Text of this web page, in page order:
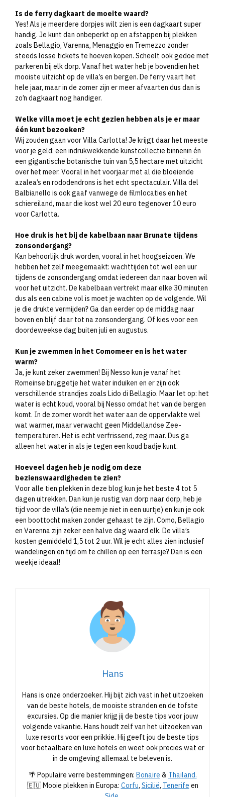
Is de ferry dagkaart de moeite waard?
Yes! Als je meerdere dorpjes wilt zien is een dagkaart super
handig. Je kunt dan onbeperkt op en afstappen bij plekken
zoals Bellagio, Varenna, Menaggio en Tremezzo zonder
steeds losse tickets te hoeven kopen. Scheelt ook gedoe met
parkeren bij elk dorp. Vanaf het water heb je bovendien het
mooiste uitzicht op de villa’s en bergen. De ferry vaart het
hele jaar, maar in de zomer zijn er meer afvaarten dus dan is
zo’n dagkaart nog handiger.
Welke villa moet je echt gezien hebben als je er maar
één kunt bezoeken?
Wij zouden gaan voor Villa Carlotta! Je krijgt daar het meeste
voor je geld: een indrukwekkende kunstcollectie binnenin én
een gigantische botanische tuin van 5,5 hectare met uitzicht
over het meer. Vooral in het voorjaar met al die bloeiende
azalea’s en rododendrons is het echt spectaculair. Villa del
Balbianello is ook gaaf vanwege de filmlocaties en het
schiereiland, maar die kost wel 20 euro tegenover 10 euro
voor Carlotta.
Hoe druk is het bij de kabelbaan naar Brunate tijdens
zonsondergang?
Kan behoorlijk druk worden, vooral in het hoogseizoen. We
hebben het zelf meegemaakt: wachttijden tot wel een uur
tijdens de zonsondergang omdat iedereen dan naar boven wil
voor het uitzicht. De kabelbaan vertrekt maar elke 30 minuten
dus als een cabine vol is moet je wachten op de volgende. Wil
je die drukte vermijden? Ga dan eerder op de middag naar
boven en blijf daar tot na zonsondergang. Of kies voor een
doordeweekse dag buiten juli en augustus.
Kun je zwemmen in het Comomeer en is het water
warm?
Ja, je kunt zeker zwemmen! Bij Nesso kun je vanaf het
Romeinse bruggetje het water induiken en er zijn ook
verschillende strandjes zoals Lido di Bellagio. Maar let op: het
water is echt koud, vooral bij Nesso omdat het van de bergen
komt. In de zomer wordt het water aan de oppervlakte wel
wat warmer, maar verwacht geen Middellandse Zee-
temperaturen. Het is echt verfrissend, zeg maar. Dus ga
alleen het water in als je tegen een koud badje kunt.
Hoeveel dagen heb je nodig om deze
bezienswaardigheden te zien?
Voor alle tien plekken in deze blog kun je het beste 4 tot 5
dagen uitrekken. Dan kun je rustig van dorp naar dorp, heb je
tijd voor de villa’s (die neem je niet in een uurtje) en kun je ook
een boottocht maken zonder gehaast te zijn. Como, Bellagio
en Varenna zijn zeker een halve dag waard elk. De villa’s
kosten gemiddeld 1,5 tot 2 uur. Wil je echt alles zien inclusief
wandelingen en tijd om te chillen op een terrasje? Dan is een
weekje ideaal!
Hans
Hans is onze onderzoeker. Hij bijt zich vast in het uitzoeken
van de beste hotels, de mooiste stranden en de tofste
excursies. Op die manier krijg jij de beste tips voor jouw
volgende vakantie. Hans houdt zelf van het uitzoeken van
luxe resorts voor een prikkie. Hij geeft jou de beste tips
voor betaalbare en luxe hotels en weet ook precies wat er
in de omgeving allemaal te beleven is.
🌴 Populaire verre bestemmingen: Bonaire & Thailand.
🇪🇺 Mooie plekken in Europa: Corfu, Sicilië, Tenerife en